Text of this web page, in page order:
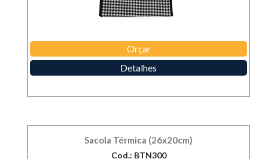
Orçar
Detalhes
Sacola Térmica (26x20cm)
Cod.: BTN300